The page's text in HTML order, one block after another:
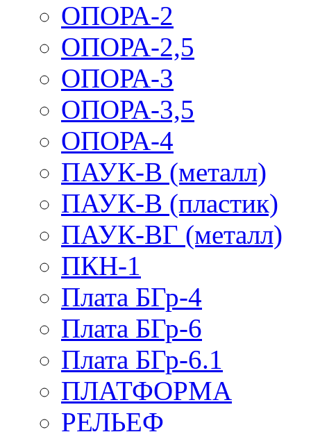
ОПОРА-2
ОПОРА-2,5
ОПОРА-3
ОПОРА-3,5
ОПОРА-4
ПАУК-В (металл)
ПАУК-В (пластик)
ПАУК-ВГ (металл)
ПКН-1
Плата БГр-4
Плата БГр-6
Плата БГр-6.1
ПЛАТФОРМА
РЕЛЬЕФ